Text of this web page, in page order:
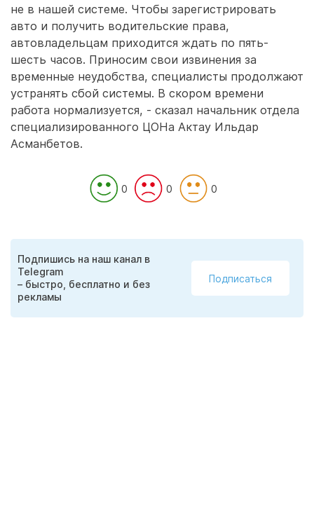
не в нашей системе. Чтобы зарегистрировать
авто и получить водительские права,
автовладельцам приходится ждать по пять-
шесть часов. Приносим свои извинения за
временные неудобства, специалисты продолжают
устранять сбой системы. В скором времени
работа нормализуется, - сказал начальник отдела
специализированного ЦОНа Актау Ильдар
Асманбетов.
0 0 0
Подпишись на наш канал в
Telegram
– быстро, бесплатно и без
рекламы
Подписаться